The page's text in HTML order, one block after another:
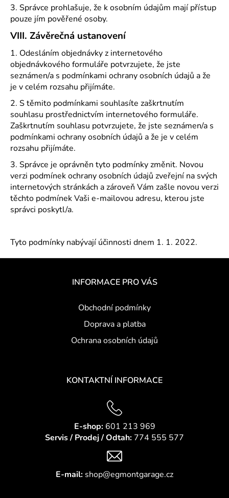
3. Správce prohlašuje, že k osobním údajům mají přístup
pouze jím pověřené osoby.
VIII. Závěrečná ustanovení
1. Odesláním objednávky z internetového
objednávkového formuláře potvrzujete, že jste
seznámen/a s podmínkami ochrany osobních údajů a že
je v celém rozsahu přijímáte.
2. S těmito podmínkami souhlasíte zaškrtnutím
souhlasu prostřednictvím internetového formuláře.
Zaškrtnutím souhlasu potvrzujete, že jste seznámen/a s
podmínkami ochrany osobních údajů a že je v celém
rozsahu přijímáte.
3. Správce je oprávněn tyto podmínky změnit. Novou
verzi podmínek ochrany osobních údajů zveřejní na svých
internetových stránkách a zároveň Vám zašle novou verzi
těchto podmínek Vaši e-mailovou adresu, kterou jste
správci poskytl/a.
Tyto podmínky nabývají účinnosti dnem 1. 1. 2022.
INFORMACE PRO VÁS
Obchodní podmínky
Doprava a platba
Ochrana osobních údajů
KONTAKTNÍ INFORMACE
E-shop:601 213 969
Servis / Prodej / Odtah: 774 555 577
E-mail: shop@egmontgarage.cz